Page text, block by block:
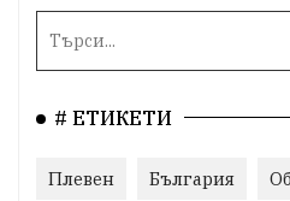
# ЕТИКЕТИ
Плевен България